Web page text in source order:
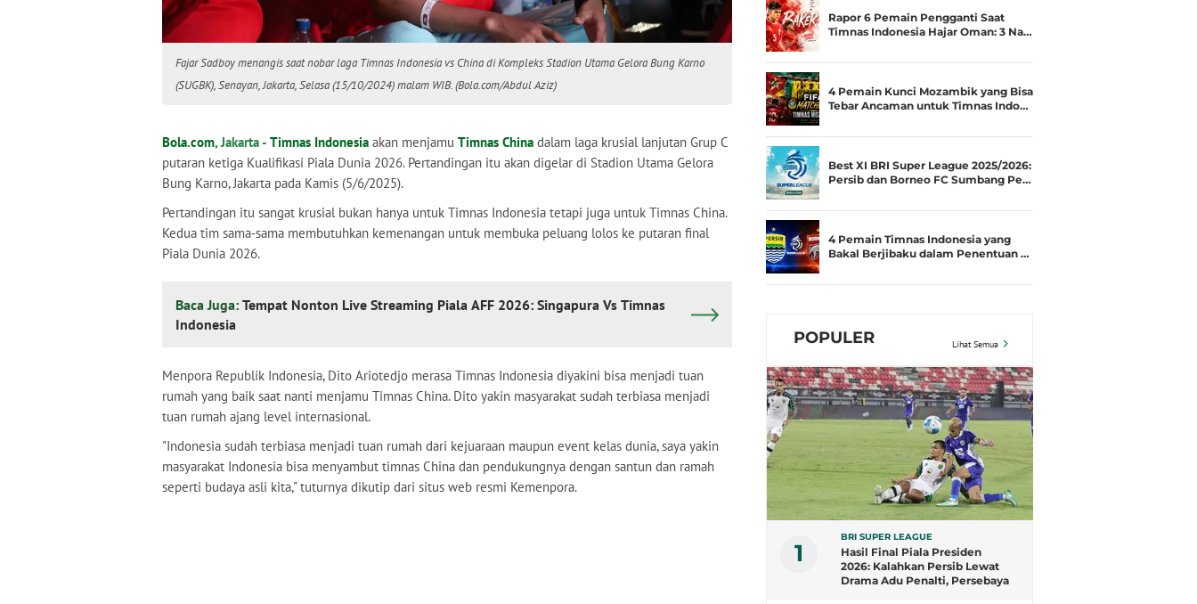
Fajar Sadboy menangis saat nobar laga Timnas Indonesia vs China di Kompleks Stadion Utama Gelora Bung Karno
(SUGBK), Senayan, Jakarta, Selasa (15/10/2024) malam WIB. (Bola.com/Abdul Aziz)
Bola.com, Jakarta - Timnas Indonesia akan menjamu Timnas China dalam laga krusial lanjutan Grup C
putaran ketiga Kualifikasi Piala Dunia 2026. Pertandingan itu akan digelar di Stadion Utama Gelora
Bung Karno, Jakarta pada Kamis (5/6/2025).
Pertandingan itu sangat krusial bukan hanya untuk Timnas Indonesia tetapi juga untuk Timnas China.
Kedua tim sama-sama membutuhkan kemenangan untuk membuka peluang lolos ke putaran final
Piala Dunia 2026.
Baca Juga: Tempat Nonton Live Streaming Piala AFF 2026: Singapura Vs Timnas
Indonesia
Menpora Republik Indonesia, Dito Ariotedjo merasa Timnas Indonesia diyakini bisa menjadi tuan
rumah yang baik saat nanti menjamu Timnas China. Dito yakin masyarakat sudah terbiasa menjadi
tuan rumah ajang level internasional.
"Indonesia sudah terbiasa menjadi tuan rumah dari kejuaraan maupun event kelas dunia, saya yakin
masyarakat Indonesia bisa menyambut timnas China dan pendukungnya dengan santun dan ramah
seperti budaya asli kita," tuturnya dikutip dari situs web resmi Kemenpora.
Rapor 6 Pemain Pengganti Saat
Timnas Indonesia Hajar Oman: 3 Na…
4 Pemain Kunci Mozambik yang Bisa
Tebar Ancaman untuk Timnas Indo…
Best XI BRI Super League 2025/2026:
Persib dan Borneo FC Sumbang Pe…
4 Pemain Timnas Indonesia yang
Bakal Berjibaku dalam Penentuan …
POPULER Lihat Semua
1
BRI SUPER LEAGUE
Hasil Final Piala Presiden
2026: Kalahkan Persib Lewat
Drama Adu Penalti, Persebaya